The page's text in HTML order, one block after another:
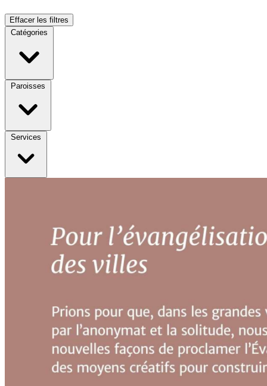
Effacer les filtres
Catégories
Paroisses
Services